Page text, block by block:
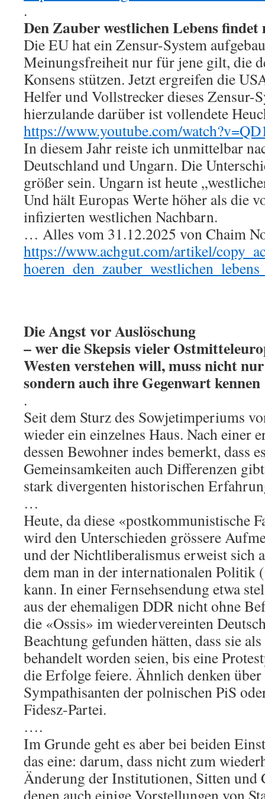
.
Den Zauber westlichen Lebens
Die EU hat ein Zensur-System
Meinungsfreiheit nur für jene gilt, die
Konsens stützen. Jetzt ergreifen die
Helfer und Vollstrecker dieses Zensur-
hierzulande darüber ist vollendete
https://www.youtube.com/
In diesem Jahr reiste ich unmittelbar
Deutschland und Ungarn. Die
größer sein. Ungarn ist heute
Und hält Europas Werte höher als die
infizierten westlichen Nachbarn.
… Alles vom 31.12.2025 von Chaim
https://www.achgut.com/artikel/
Die Angst vor Auslöschung
– wer die Skepsis vieler
Westen verstehen will, muss nicht
sondern auch ihre Gegenwart kennen
.
Seit dem Sturz des Sowjetimperiums
wieder ein einzelnes Haus. Nach einer
dessen Bewohner indes bemerkt, dass
Gemeinsamkeiten auch Differenzen
stark divergenten historischen
…
Heute, da diese «postkommunistische
wird den Unterschieden grössere
und der Nichtliberalismus erweist sich
dem man in der internationalen Politik
kann. In einer Fernsehsendung etwa
aus der ehemaligen DDR nicht ohne
die «Ossis» im wiedervereinten
Beachtung gefunden hätten, dass sie
behandelt worden seien, bis eine
die Erfolge feiere. Ähnlich denken
Sympathisanten der polnischen PiS
Fidesz-Partei.
….
Im Grunde geht es aber bei beiden
das eine: darum, dass nicht zum
Änderung der Institutionen, Sitten und
denen auch einige Vorstellungen von